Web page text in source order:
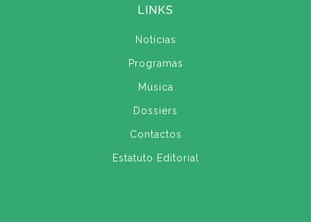
LINKS
Notícias
Programas
Música
Dossiers
Contactos
Estatuto Editorial